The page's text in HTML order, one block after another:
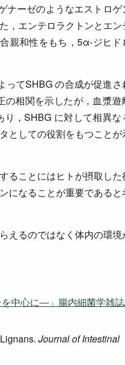
ナーゼのようなエストロゲ
，エンテロラクトンとエン
親和性をもち，5α-ジヒド
ってSHBG の合成が促進さ
の相関を示したが，血漿遊
，SHBG に対して相異な
としての役割をもつことが
ることにはヒトが摂取した
になることが重要であると
えるのではなく体内の環境
中心に―」腸内細菌学雑
Journal of Intestinal